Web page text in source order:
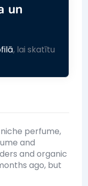
un
, lai skatītu
perfume,
and
and organic
ago, but